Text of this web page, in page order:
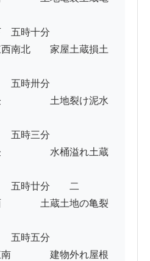
　五時十分
南北　　家屋土蔵損土
　五時卅分
　　　　土地裂け泥水
　五時三分
　　　　水桶溢れ土蔵
五時廿分　　二
　　　土蔵土地の亀裂
　五時五分
　　　　建物外れ屋根